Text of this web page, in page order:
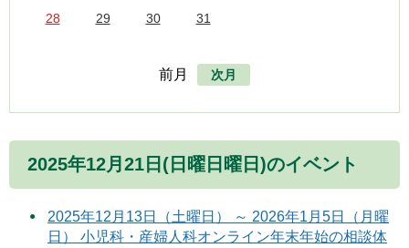
28 29 30 31
前月 次月
2025年12月21日(日曜日曜日)のイベント
2025年12月13日（土曜日） ～ 2026年1月5日（月曜
日） 小児科・産婦人科オンライン年末年始の相談体